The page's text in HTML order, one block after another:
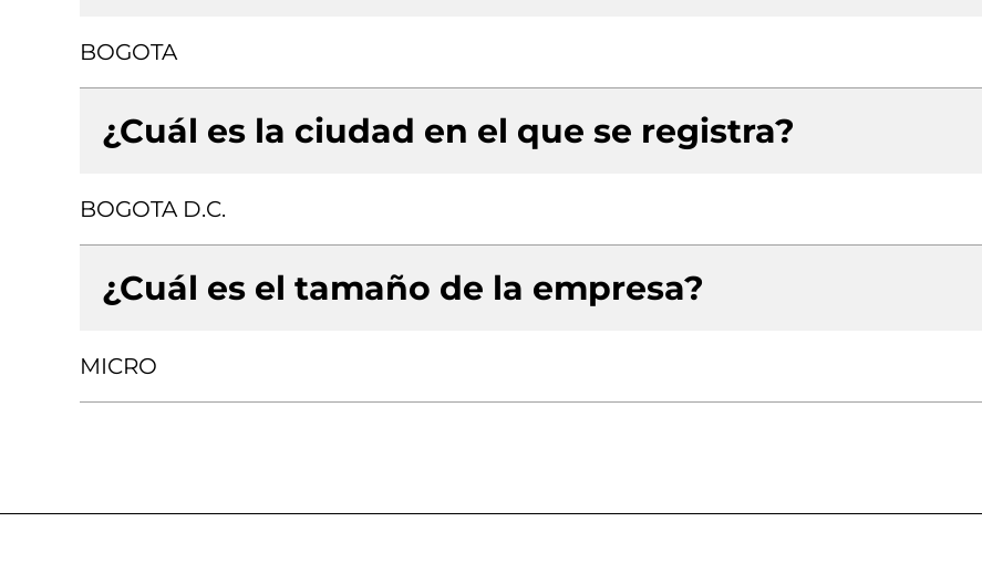
BOGOTA
¿Cuál es la ciudad en el que se registra?
BOGOTA D.C.
¿Cuál es el tamaño de la empresa?
MICRO